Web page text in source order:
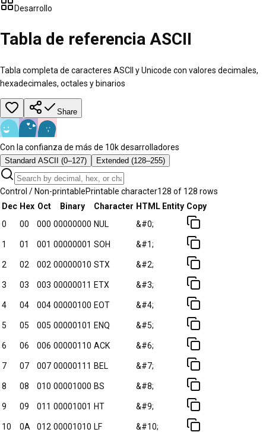
Desarrollo
Tabla de referencia ASCII
Tabla completa de caracteres ASCII y Unicode con valores decimales,
hexadecimales, octales y binarios
Share
Con la confianza de más de 10k desarrolladores
Standard ASCII (0–127) Extended (128–255)
Control / Non-printablePrintable character128 of 128 rows
Dec Hex Oct Binary Character HTML Entity Copy
0
00 000 00000000 NUL &#0;
1 01 001 00000001 SOH &#1;
2 02 002 00000010 STX &#2;
3 03 003 00000011 ETX &#3;
4 04 004 00000100 EOT &#4;
5 05 005 00000101 ENQ &#5;
6 06 006 00000110 ACK &#6;
7 07 007 00000111 BEL &#7;
8 08 010 00001000 BS &#8;
9 09 011 00001001 HT &#9;
10 0A 012 00001010 LF &#10;